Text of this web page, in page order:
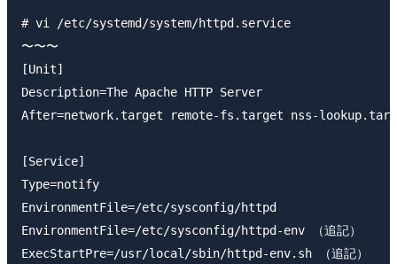
# vi /etc/systemd/system/httpd.service
〜〜〜
[Unit]
Description=The Apache HTTP Server
After=network.target remote-fs.target nss-
[Service]
Type=notify
EnvironmentFile=/etc/sysconfig/httpd
EnvironmentFile=/etc/sysconfig/httpd-env （追記）
ExecStartPre=/usr/local/sbin/httpd-env.sh （追記）